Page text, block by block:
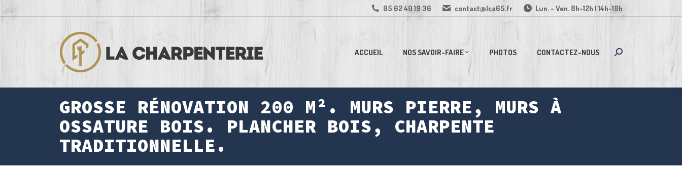
05 62 40 19 36 contact@lca65.fr Lun. - Ven. 8h-12h | 14h-18h
ACCUEIL NOS SAVOIR-FAIRE PHOTOS CONTACTEZ-NOUS
Recherche
GROSSE RÉNOVATION 200 M². MURS PIERRE, MURS À
OSSATURE BOIS. PLANCHER BOIS, CHARPENTE
TRADITIONNELLE.